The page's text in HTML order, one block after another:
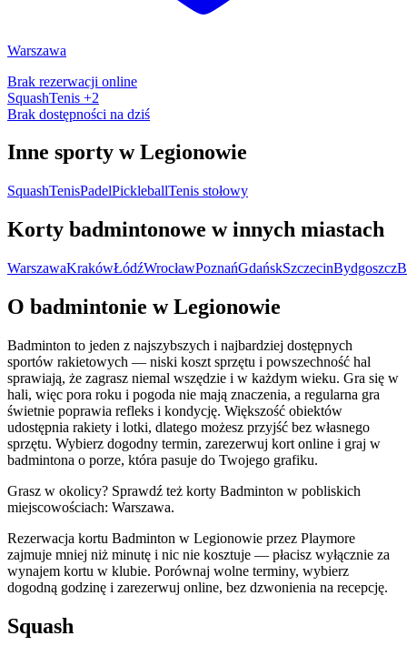
Warszawa
Brak rezerwacji online
SquashTenis +2
Brak dostępności na dziś
Inne sporty w Legionowie
SquashTenisPadelPickleballTenis stołowy
Korty badmintonowe w innych miastach
WarszawaKrakówŁódźWrocławPoznańGdańskSzczecinBydgoszcz
O badmintonie w Legionowie
Badminton to jeden z najszybszych i najbardziej dostępnych
sportów rakietowych — niski koszt sprzętu i powszechność hal
sprawiają, że zagrasz niemal wszędzie i w każdym wieku. Gra się w
hali, więc pora roku i pogoda nie mają znaczenia, a regularna gra
świetnie poprawia refleks i kondycję. Większość obiektów
udostępnia rakiety i lotki, dlatego możesz przyjść bez własnego
sprzętu. Wybierz dogodny termin, zarezerwuj kort online i graj w
badmintona o porze, która pasuje do Twojego grafiku.
Grasz w okolicy? Sprawdź też korty Badminton w pobliskich
miejscowościach: Warszawa.
Rezerwacja kortu Badminton w Legionowie przez Playmore
zajmuje mniej niż minutę i nic nie kosztuje — płacisz wyłącznie za
wynajem kortu w klubie. Porównaj wolne terminy, wybierz
dogodną godzinę i zarezerwuj online, bez dzwonienia na recepcję.
Squash